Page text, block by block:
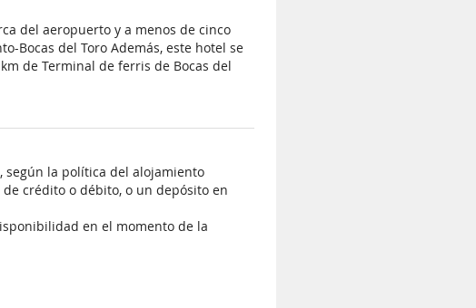
del aeropuerto y a menos de cinco
Bocas del Toro Además, este hotel se
de Terminal de ferris de Bocas del
según la política del alojamiento
crédito o débito, o un depósito en
en el momento de la